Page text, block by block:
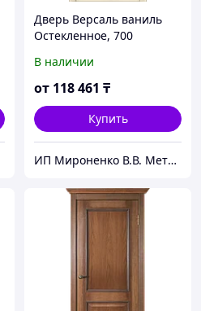
Дверь Версаль ваниль
Остекленное, 700
В наличии
от 118 461 ₸
Купить
ИП Мироненко В.В. Металлические и межкомнатные двери